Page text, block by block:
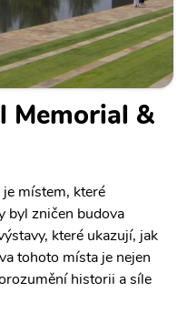
Memorial &
místem, které
byl zničen budova
které ukazují, jak
tohoto místa je nejen
historii a síle